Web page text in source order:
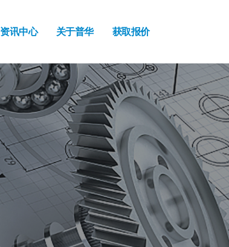
资讯中心 关于普华 获取报价